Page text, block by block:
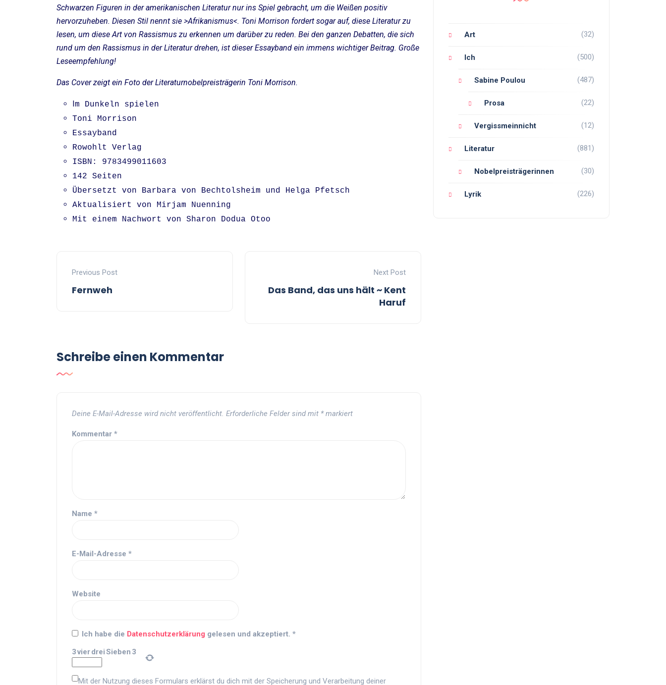
Schwarzen Figuren in der amerikanischen Literatur nur ins Spiel gebracht, um die Weißen positiv
hervorzuheben. Diesen Stil nennt sie >Afrikanismus<. Toni Morrison fordert sogar auf, diese Literatur zu
lesen, um diese Art von Rassismus zu erkennen um darüber zu reden. Bei den ganzen Debatten, die sich
rund um den Rassismus in der Literatur drehen, ist dieser Essayband ein immens wichtiger Beitrag. Große
Leseempfehlung!
Das Cover zeigt ein Foto der Literaturnobelpreisträgerin Toni Morrison.
Im Dunkeln spielen
Toni Morrison
Essayband
Rowohlt Verlag
ISBN: 9783499011603
142 Seiten
Übersetzt von Barbara von Bechtolsheim und Helga Pfetsch
Aktualisiert von Mirjam Nuenning
Mit einem Nachwort von Sharon Dodua Otoo
Previous Post
Fernweh
Next Post
Das Band, das uns hält ~ Kent
Haruf
Schreibe einen Kommentar
Deine E-Mail-Adresse wird nicht veröffentlicht. Erforderliche Felder sind mit *markiert
Kommentar *
Name *
E-Mail-Adresse *
Website
Ich habe die Datenschutzerklärung gelesen und akzeptiert. *
3vierdreiSieben 3
Mit der Nutzung dieses Formulars erklärst du dich mit der Speicherung und Verarbeitung deiner
Art (32)
Ich (500)
Sabine Poulou (487)
Prosa (22)
Vergissmeinnicht (12)
Literatur (881)
Nobelpreisträgerinnen (30)
Lyrik (226)